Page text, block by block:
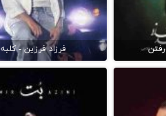
فرزاد فرزین - کلبه